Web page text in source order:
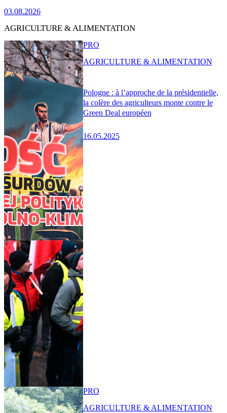
03.08.2026
AGRICULTURE & ALIMENTATION
Pologne : à l’approche de la présidentielle,
la colère des agriculteurs monte contre le
Green Deal européen
16.05.2025
PRO
AGRICULTURE & ALIMENTATION
PRO
AGRICULTURE & ALIMENTATION